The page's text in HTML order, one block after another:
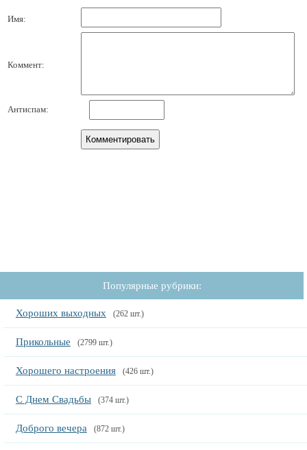
Имя:
Коммент:
Антиспам:
Популярные рубрики:
Хороших выходных (262 шт.)
Прикольные (2799 шт.)
Хорошего настроения (426 шт.)
С Днем Свадьбы (374 шт.)
Доброго вечера (872 шт.)